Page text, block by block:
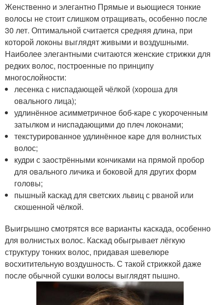
Женственно и элегантно Прямые и вьющиеся тонкие
волосы не стоит слишком отращивать, особенно после
30 лет. Оптимальной считается средняя длина, при
которой локоны выглядят живыми и воздушными.
Наиболее элегантными считаются женские стрижки для
редких волос, построенные по принципу
многослойности:
лесенка с ниспадающей чёлкой (хороша для
овального лица);
удлинённое асимметричное боб-каре с укороченным
затылком и ниспадающими до плеч локонами;
текстурированное удлинённое каре для волнистых
волос;
кудри с заострёнными кончиками на прямой пробор
для овального личика и боковой для других форм
головы;
пышный каскад для светских львиц с рваной или
скошенной чёлкой.
Выигрышно смотрятся все варианты каскада, особенно
для волнистых волос. Каскад обыгрывает лёгкую
структуру тонких волос, придавая шевелюре
восхитительную воздушность. С такой стрижкой даже
после обычной сушки волосы выглядят пышно.